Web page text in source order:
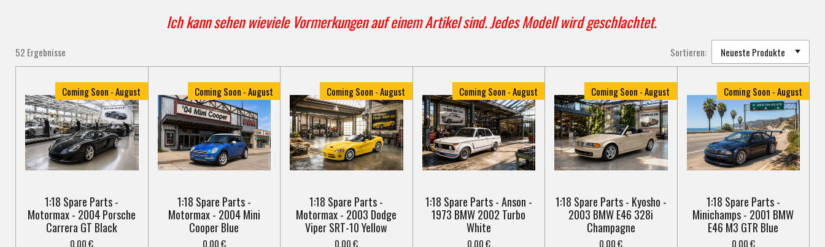
Ich kann sehen wieviele Vormerkungen auf einem Artikel sind. Jedes Modell wird geschlachtet.
52 Ergebnisse Sortieren:
Coming Soon - August
1:18 Spare Parts -
Motormax - 2004 Porsche
Carrera GT Black
0,00 €
Coming Soon - August
1:18 Spare Parts -
Motormax - 2004 Mini
Cooper Blue
0,00 €
Coming Soon - August
1:18 Spare Parts -
Motormax - 2003 Dodge
Viper SRT-10 Yellow
0,00 €
Coming Soon - August
1:18 Spare Parts - Anson -
1973 BMW 2002 Turbo
White
0,00 €
Coming Soon - August
1:18 Spare Parts - Kyosho -
2003 BMW E46 328i
Champagne
0,00 €
Coming Soon - August
1:18 Spare Parts -
Minichamps - 2001 BMW
E46 M3 GTR Blue
0,00 €